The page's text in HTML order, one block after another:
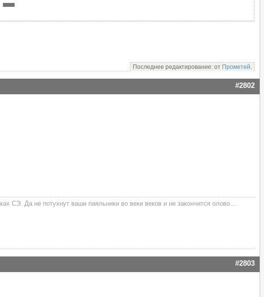
Последнее редактирование: от Прометей.
#2802
СЭ. Да не потухнут ваши паяльники во веки веков и не закончится олово....
#2803